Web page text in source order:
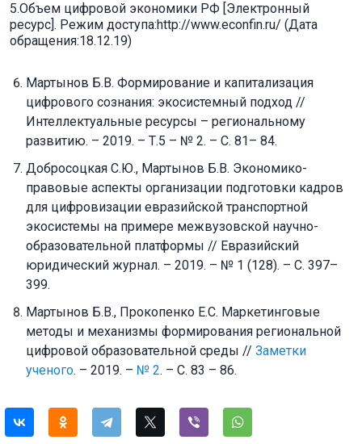
5.Объем цифровой экономики РФ [Электронный
ресурс]. Режим доступа:http://www.econfin.ru/ (Дата
обращения:18.12.19)
Мартынов Б.В. Формирование и капитализация
цифрового сознания: экосистемный подход //
Интеллектуальные ресурсы – региональному
развитию. – 2019. – Т.5 – № 2. – С. 81– 84.
Добросоцкая С.Ю., Мартынов Б.В. Экономико-
правовые аспекты организации подготовки кадров
для цифровизации евразийской транспортной
экосистемы на примере межвузовской научно-
образовательной платформы // Евразийский
юридический журнал. – 2019. – № 1 (128). – С. 397–
399.
Мартынов Б.В., Прокопенко Е.С. Маркетинговые
методы и механизмы формирования региональной
цифровой образовательной среды // Заметки
ученого. – 2019. – № 2. – С. 83 – 86.